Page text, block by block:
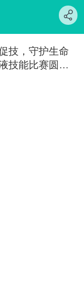
技，守护生命
技能比赛圆满